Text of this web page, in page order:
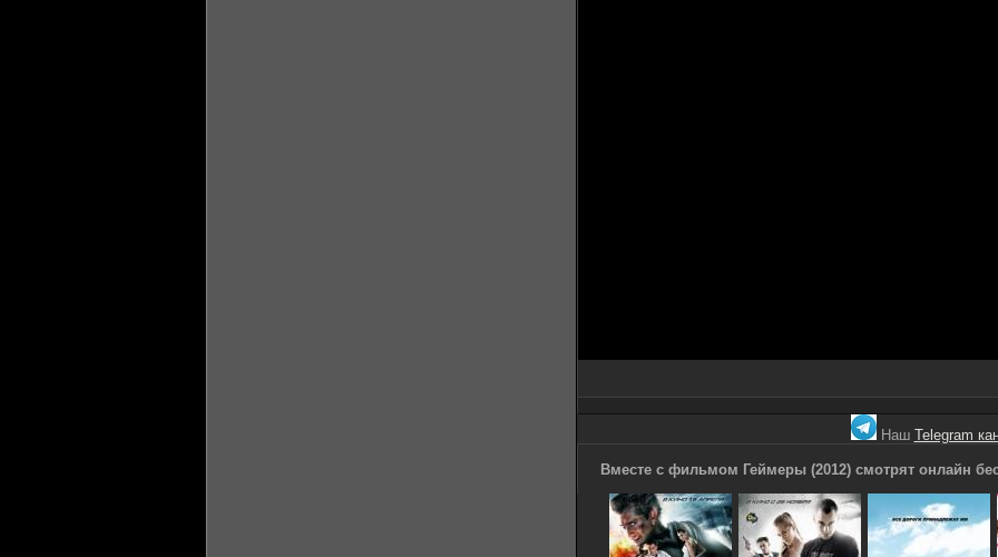
Наш Telegram
Вместе с фильмом Геймеры (2012) смотрят онлайн